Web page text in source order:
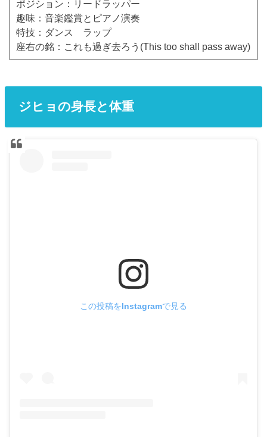
ポジション：リードラッパー
趣味：音楽鑑賞とピアノ演奏
特技：ダンス ラップ
座右の銘：これも過ぎ去ろう(This too shall pass away)
ジヒョの身長と体重
この投稿をInstagramで見る